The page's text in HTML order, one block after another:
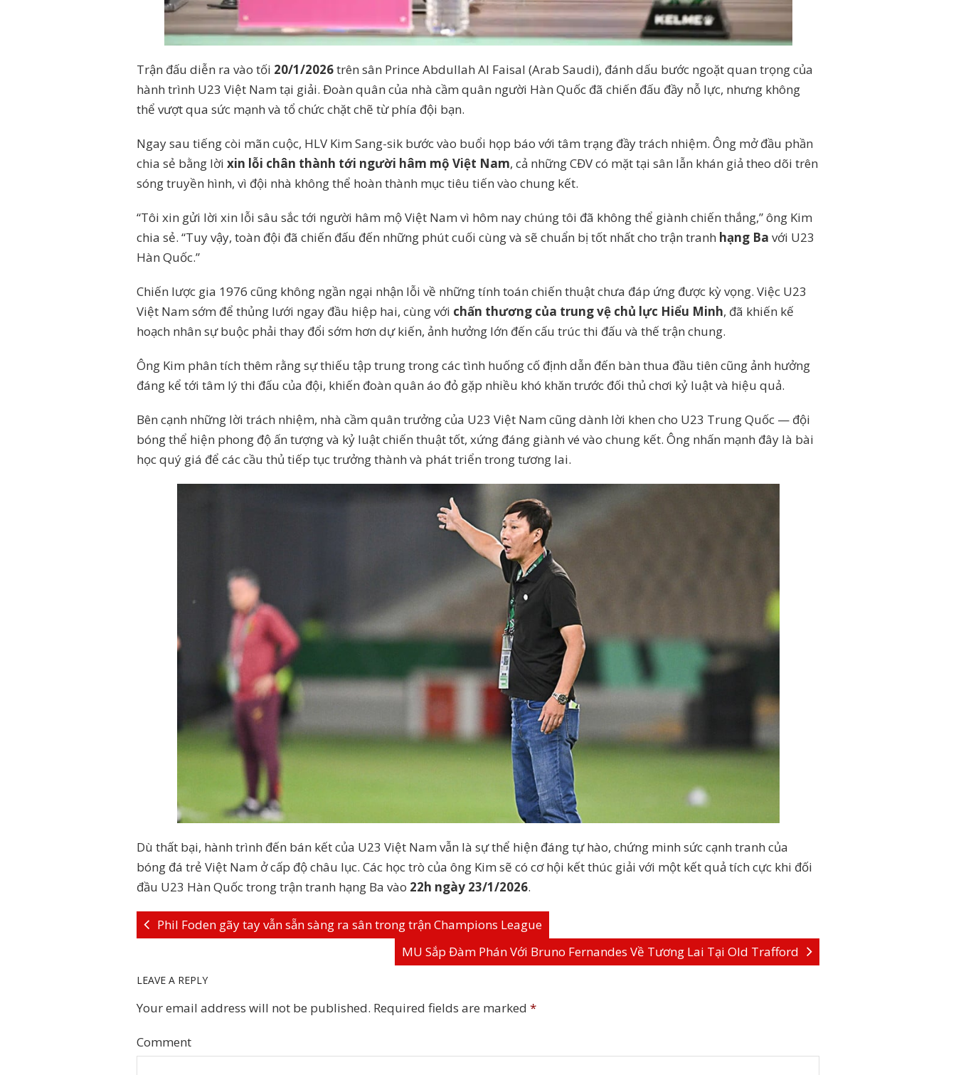
Trận đấu diễn ra vào tối 20/1/2026trên sân Prince Abdullah Al Faisal (Arab Saudi), đánh dấu bước ngoặt quan trọng của
hành trình U23 Việt Nam tại giải. Đoàn quân của nhà cầm quân người Hàn Quốc đã chiến đấu đầy nỗ lực, nhưng không
thể vượt qua sức mạnh và tổ chức chặt chẽ từ phía đội bạn.
Ngay sau tiếng còi mãn cuộc, HLV Kim Sang-sik bước vào buổi họp báo với tâm trạng đầy trách nhiệm. Ông mở đầu phần
chia sẻ bằng lời xin lỗi chân thành tới người hâm mộ Việt Nam, cả những CĐV có mặt tại sân lẫn khán giả theo dõi trên
sóng truyền hình, vì đội nhà không thể hoàn thành mục tiêu tiến vào chung kết.
“Tôi xin gửi lời xin lỗi sâu sắc tới người hâm mộ Việt Nam vì hôm nay chúng tôi đã không thể giành chiến thắng,” ông Kim
chia sẻ. “Tuy vậy, toàn đội đã chiến đấu đến những phút cuối cùng và sẽ chuẩn bị tốt nhất cho trận tranh hạng Ba với U23
Hàn Quốc.”
Chiến lược gia 1976 cũng không ngần ngại nhận lỗi về những tính toán chiến thuật chưa đáp ứng được kỳ vọng. Việc U23
Việt Nam sớm để thủng lưới ngay đầu hiệp hai, cùng với chấn thương của trung vệ chủ lực Hiểu Minh, đã khiến kế
hoạch nhân sự buộc phải thay đổi sớm hơn dự kiến, ảnh hưởng lớn đến cấu trúc thi đấu và thế trận chung.
Ông Kim phân tích thêm rằng sự thiếu tập trung trong các tình huống cố định dẫn đến bàn thua đầu tiên cũng ảnh hưởng
đáng kể tới tâm lý thi đấu của đội, khiến đoàn quân áo đỏ gặp nhiều khó khăn trước đối thủ chơi kỷ luật và hiệu quả.
Bên cạnh những lời trách nhiệm, nhà cầm quân trưởng của U23 Việt Nam cũng dành lời khen cho U23 Trung Quốc — đội
bóng thể hiện phong độ ấn tượng và kỷ luật chiến thuật tốt, xứng đáng giành vé vào chung kết. Ông nhấn mạnh đây là bài
học quý giá để các cầu thủ tiếp tục trưởng thành và phát triển trong tương lai.
Dù thất bại, hành trình đến bán kết của U23 Việt Nam vẫn là sự thể hiện đáng tự hào, chứng minh sức cạnh tranh của
bóng đá trẻ Việt Nam ở cấp độ châu lục. Các học trò của ông Kim sẽ có cơ hội kết thúc giải với một kết quả tích cực khi đối
đầu U23 Hàn Quốc trong trận tranh hạng Ba vào 22h ngày 23/1/2026.
Phil Foden gãy tay vẫn sẵn sàng ra sân trong trận Champions League
MU Sắp Đàm Phán Với Bruno Fernandes Về Tương Lai Tại Old Trafford
LEAVE A REPLY
Your email address will not be published. Required fields are marked *
Comment